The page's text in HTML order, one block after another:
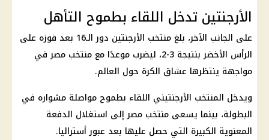
الأرجنتين تدخل اللقاء بطموح التأهل
على الجانب الآخر، بلغمنتخب الأرجنتين
دور الـ16 بعد فوزه على
الرأس الأخضر بنتيجة 3-2، ليضرب موعدًا مع
منتخب مصرفي
مواجهة ينتظرها عشاق الكرة حول العالم.
ويدخل المنتخب الأرجنتيني اللقاء بطموح مواصلة مشواره في
البطولة، بينما يسعى منتخب مصرإلى استغلال الدفعة
المعنوية الكبيرة التي حصل عليها بعد عبور أستراليا.